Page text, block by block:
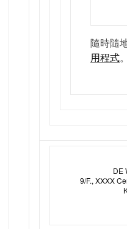
隨時隨
用程式。
DE
9/F., XXXX